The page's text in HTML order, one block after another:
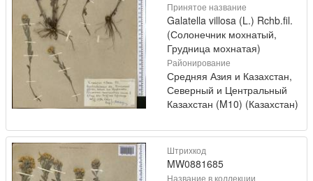
Принятое название
Galatella villosa (L.) Rchb.fil.
(Солонечник мохнатый,
Грудница мохнатая)
Районирование
Средняя Азия и Казахстан,
Северный и Центральный
Казахстан (M10) (Казахстан)
Штрихкод
MW0881685
Название в коллекции